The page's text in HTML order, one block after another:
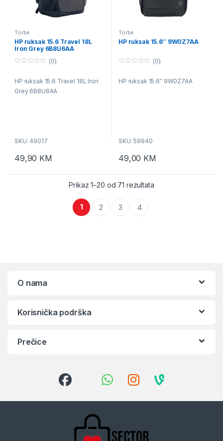
Torbe
HP ruksak 15.6 Travel 18L
Iron Grey 6B8U6AA
u
o
(0)
HP ruksak 15.6 Travel 18L Iron
Grey 6B8U6AA
SKU: 49017
49,90 KM
Torbe
HP ruksak 15.6″ 9W0Z7AA
u
(0)
HP ruksak 15.6″ 9W0Z7AA
SKU: 59940
49,00 KM
Prikaz 1–20 od 71 rezultata
1 2 3 4
O nama
Korisnička podrška
Prečice